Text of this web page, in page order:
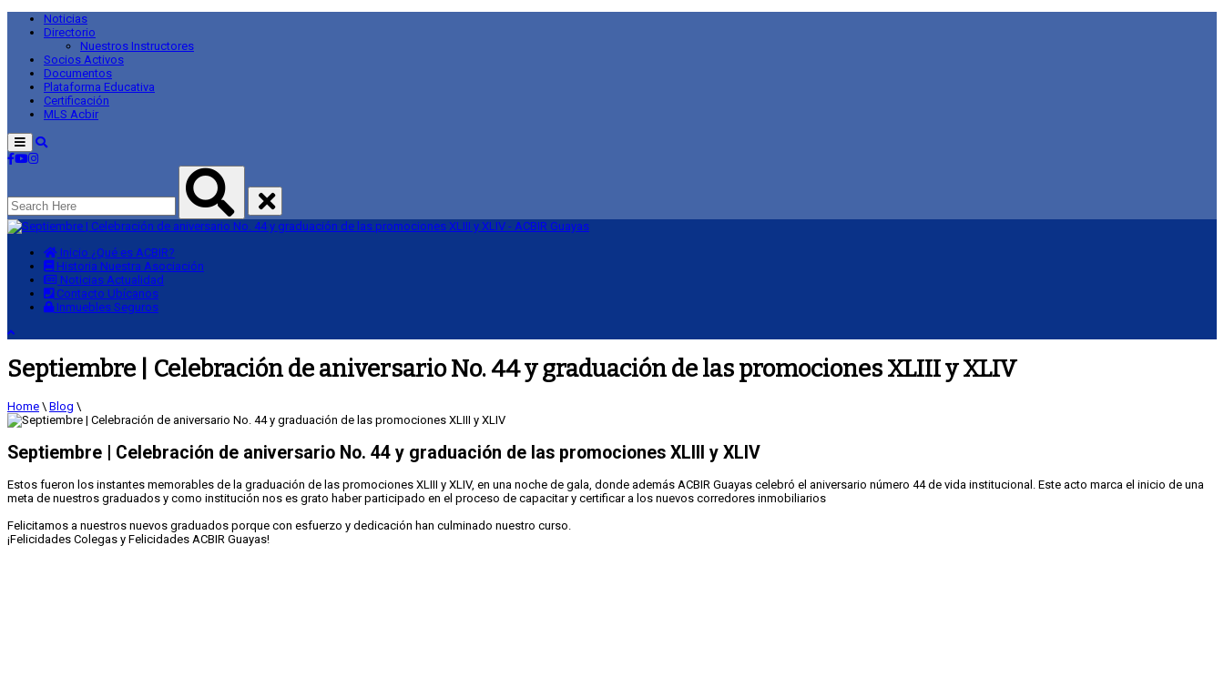
Noticias
Directorio
Nuestros Instructores
Socios Activos
Documentos
Plataforma Educativa
Certificación
MLS Acbir
Menu
Inicio ¿Qué es ACBIR?
Historia Nuestra Asociación
Noticias Actualidad
Contacto Ubícanos
Inmuebles Seguros
Septiembre | Celebración de aniversario No. 44 y graduación de las promociones XLIII y XLIV
Home \ Blog \
Septiembre | Celebración de aniversario No. 44 y graduación de las promociones XLIII y XLIV
Estos fueron los instantes memorables de la graduación de las promociones XLIII y XLIV, en una noche de gala, donde además ACBIR Guayas celebró el aniversario número 44 de vida institucional.⁣ Este acto marca el inicio de una
meta de nuestros graduados y como institución nos es grato haber participado en el proceso de capacitar y certificar a los nuevos corredores inmobiliarios⁣
Felicitamos a nuestros nuevos graduados porque con esfuerzo y dedicación han culminado nuestro curso.⁣
⁣¡Felicidades Colegas y Felicidades ACBIR Guayas!⁣